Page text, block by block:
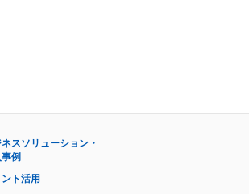
ネスソリューション・
例
ト活用